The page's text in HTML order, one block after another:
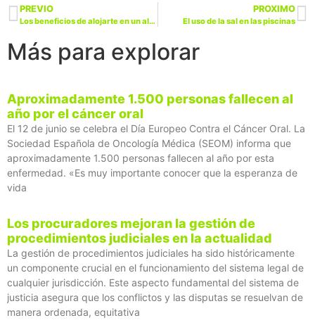
PREVIO
Los beneficios de alojarte en un albergue rural
PROXIMO
El uso de la sal en las piscinas
Más para explorar
Aproximadamente 1.500 personas fallecen al
año por el cáncer oral
El 12 de junio se celebra el Día Europeo Contra el Cáncer Oral. La
Sociedad Española de Oncología Médica (SEOM) informa que
aproximadamente 1.500 personas fallecen al año por esta
enfermedad. «Es muy importante conocer que la esperanza de
vida
Los procuradores mejoran la gestión de
procedimientos judiciales en la actualidad
La gestión de procedimientos judiciales ha sido históricamente
un componente crucial en el funcionamiento del sistema legal de
cualquier jurisdicción. Este aspecto fundamental del sistema de
justicia asegura que los conflictos y las disputas se resuelvan de
manera ordenada, equitativa